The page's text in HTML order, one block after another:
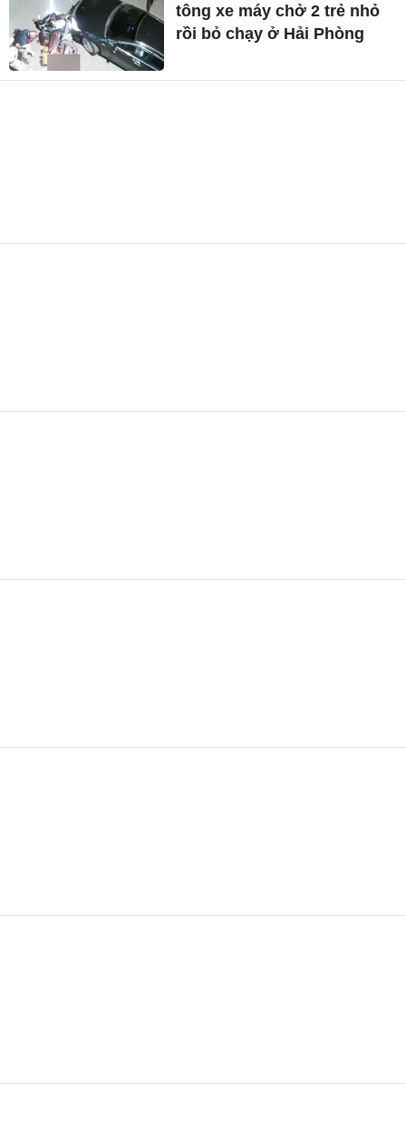
tông xe máy chở 2 trẻ nhỏ
rồi bỏ chạy ở Hải Phòng